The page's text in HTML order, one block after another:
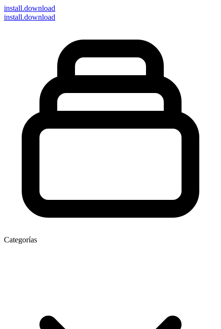
install.download
install.download
Categorías